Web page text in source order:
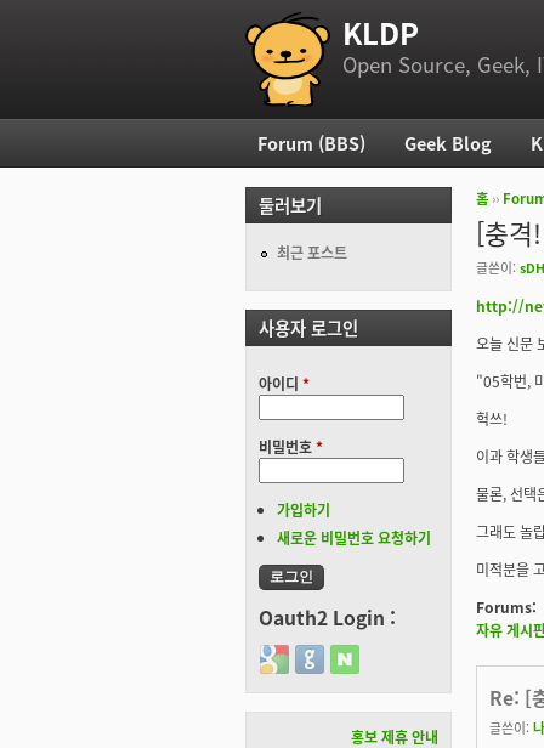
부 메뉴 KLDP
Open Source, Geek,
현재
홈 ››
[충격
글쓴이:
http://
오늘 신문
"05학번,
헉쓰!
이과 학생
물론, 선택
그래도 놀
미적분을
Forums:
자유 게시
Re: [
글쓴이:
주 메뉴
Forum (BBS) Geek Blog
둘러보기
최근 포스트
사용자 로그인
아이디 *
비밀번호*
가입하기
새로운 비밀번호 요청하기
Oauth2 Login :
Login with Google
Login with GitHub
Login with Naver
홍보 제휴 안내